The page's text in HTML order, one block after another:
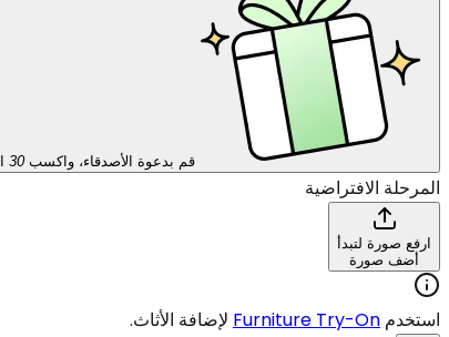
قم بدعوة الأصدقاء، واكسب 30
المرحلة الافتراضية
ارفع صورة لتبدأ
أضف صورة
استخدم Furniture Try-On لإضافة الأثاث.